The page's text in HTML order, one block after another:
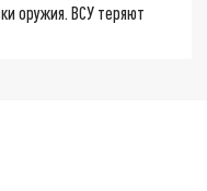
оружия. ВСУ теряют